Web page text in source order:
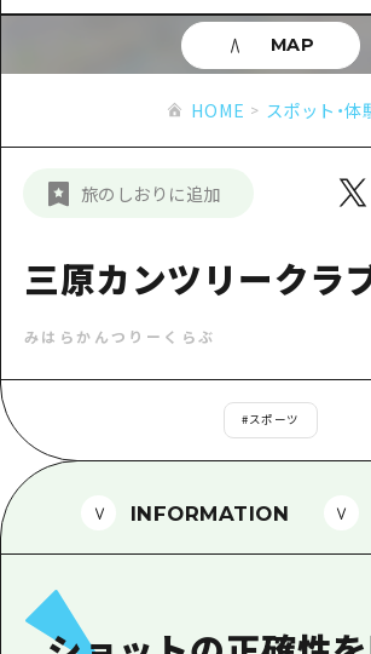
ショッピング
スポーツ
ナイトライフ
定番
安芸
備北
芸北
山口県東部
弾丸
日帰り
2泊3日
備後
備北
芸北
山口県東部
愛媛県
お役立ち情報
お役立ち情報一覧
アクセス
お得な周遊チケット
HIROSHIMA FREE
観光案内所
広島県を訪れる外国人
ボランティアガイド
新着情報
事業者・学校関係者の皆
HOME スポット・体
旅のしおりに追加
三原カンツリークラ
みはらかんつりーくらぶ
#スポーツ
MAP
INFORMATION